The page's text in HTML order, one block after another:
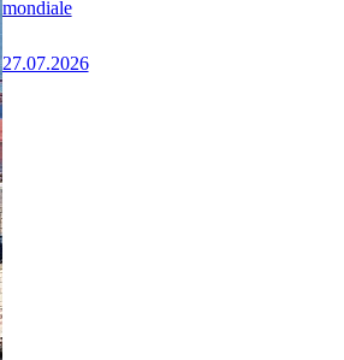
mondiale
27.07.2026